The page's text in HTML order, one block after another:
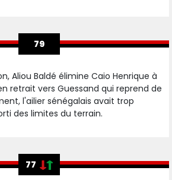
79
Aliou Baldé élimine Caio Henrique à
retrait vers Guessand qui reprend de
l'ailier sénégalais avait trop
des limites du terrain.
77